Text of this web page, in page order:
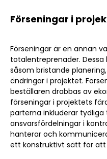
Förseningar i
Förseningar är en annan
totalentreprenader.
såsom bristande
ändringar i projektet.
beställaren drabbas av
förseningar i projektets
parterna inkluderar tydliga
ansvarsfördelningar i
hanterar och
ett konstruktivt sätt för att